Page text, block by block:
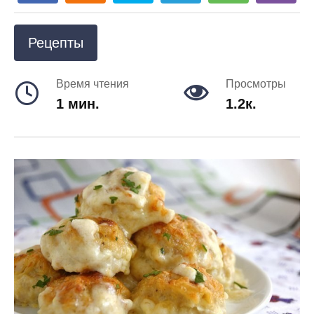
Рецепты
Время чтения
1 мин.
Просмотры
1.2к.